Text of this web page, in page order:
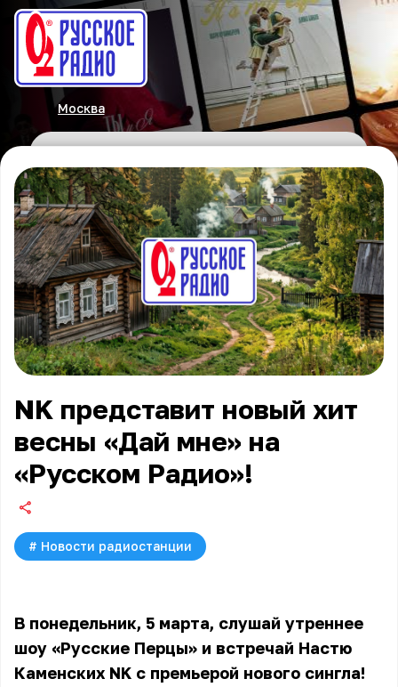
Москва
NK представит новый хит
весны «Дай мне» на
«Русском Радио»!
# Новости радиостанции
В понедельник, 5 марта, слушай утреннее
шоу «Русские Перцы» и встречай Настю
Каменских NK с премьерой нового сингла!